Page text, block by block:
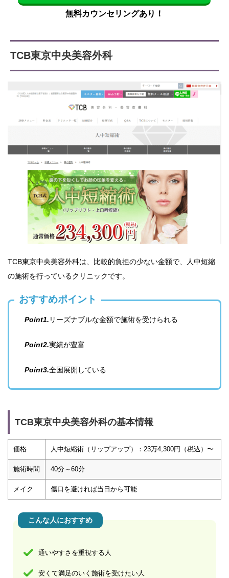
無料カウンセリングあり！
TCB東京中央美容外科
TCB東京中央美容外科は、比較的負担の少ない金額で、人中短縮
の施術を行っているクリニックです。
おすすめポイント
Point1. リーズナブルな金額で施術を受けられる
Point2.実績が豊富
Point3.全国展開している
TCB東京中央美容外科の基本情報
価格 人中短縮術（リップアップ）：23万4,300円（税込）〜
施術時間 40分～60分
メイク 傷口を避ければ当日から可能
こんな人におすすめ
通いやすさを重視する人
安くて満足のいく施術を受けたい人